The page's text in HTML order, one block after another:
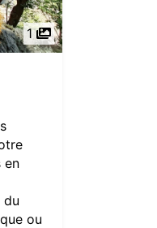
1
en
du
ou